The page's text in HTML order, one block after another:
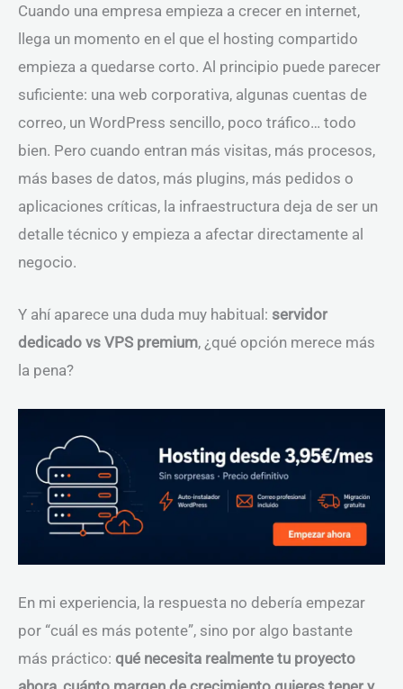
Cuando una empresa empieza a crecer en internet,
llega un momento en el que el hosting compartido
empieza a quedarse corto. Al principio puede parecer
suficiente: una web corporativa, algunas cuentas de
correo, un WordPress sencillo, poco tráfico… todo
bien. Pero cuando entran más visitas, más procesos,
más bases de datos, más plugins, más pedidos o
aplicaciones críticas, la infraestructura deja de ser un
detalle técnico y empieza a afectar directamente al
negocio.
Y ahí aparece una duda muy habitual: servidor
dedicado vs VPS premium, ¿qué opción merece más
la pena?
En mi experiencia, la respuesta no debería empezar
por “cuál es más potente”, sino por algo bastante
más práctico: qué necesita realmente tu proyecto